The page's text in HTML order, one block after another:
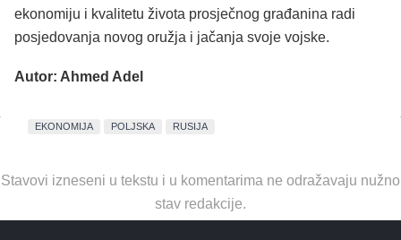
ekonomiju i kvalitetu života prosječnog građanina radi
posjedovanja novog oružja i jačanja svoje vojske.
Autor: Ahmed Adel
EKONOMIJA POLJSKA RUSIJA
Stavovi izneseni u tekstu i u komentarima ne odražavaju nužno
stav redakcije.